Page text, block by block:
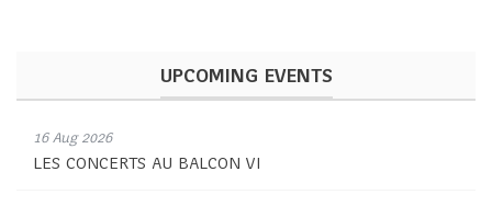
UPCOMING EVENTS
16 Aug 2026
LES CONCERTS AU BALCON VI